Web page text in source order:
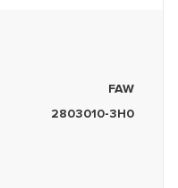
FAW
2803010-3H0